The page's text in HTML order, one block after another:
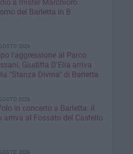
a mister Marchioro.
del Barletta in B
2026
l'aggressione al Parco
Giuditta D'Elia arriva
"Stanza Divina" di Barletta
2026
in concerto a Barletta: il
arriva al Fossato del Castello
2026